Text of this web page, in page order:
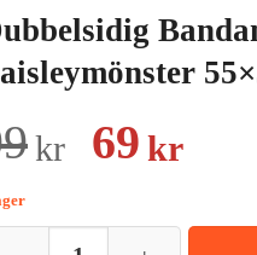
kr
Det
priset
69 krDet